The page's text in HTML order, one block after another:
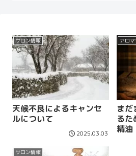
サロン情報
天候不良によるキャンセ
ルについて
2025.03.03
アロ
まだ
るた
精油
サロン情報